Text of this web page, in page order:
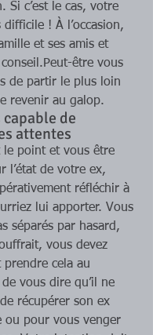
Si c’est le cas, votre
! À l’occasion,
et ses amis et
être vous
de partir le plus loin
revenir au galop.
de
attentes
le point et vous être
l’état de votre ex,
réfléchir à
lui apporter. Vous
séparés par hasard,
vous devez
prendre cela au
vous dire qu’il ne
récupérer son ex
ou pour vous venger